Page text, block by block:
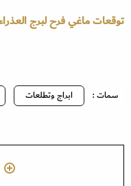
توقعات ماغي فرح لبرج العذراء 2020..
سمات : ابراج وتطلعات